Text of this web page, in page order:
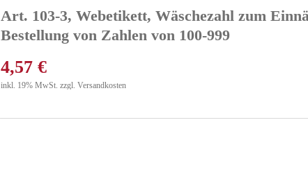
Art. 103-3, Webetikett, Wäschezahl zum
Bestellung von Zahlen von 100-999
4,57 €
inkl. 19% MwSt. zzgl. Versandkosten